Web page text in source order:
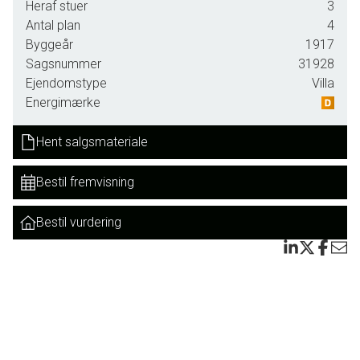
Her har de nuværende ejere boet siden 1977 med deres 4
børn samt en ung pige, der hjalp til i huset i starten. Familien
har i alle årene været utrolig glade for de 265 kvadratmeter
bolig og 102 kvadratmeter kælder, men dette er nu blevet
for stort til kun 2 personer.
Ejendommen er opført i 1917 som to familiers
direktørbolig, og tankerne lader sig hurtigt falde på en
palæagtig ejendom med karakter, æstetik og klassiske
rammer. Ejendommen byder på en imponerende
trappeopgang, to store stuer med brændeovn, bibliotek,
stort køkken/alrum, minimum fem gode soveværelser, to
badeværelser samt stor kælder med underjordisk garage.
Heraf stuer
3
Antal plan
4
Byggeår
1917
Sagsnummer
31928
Ejendomstype
Villa
Energimærke
Hent salgsmateriale
Bestil fremvisning
Bestil vurdering